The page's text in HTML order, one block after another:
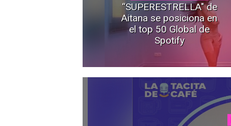
“SUPERESTRELLA" de
Aitana se posiciona en
el top 50 Global de
Spotify